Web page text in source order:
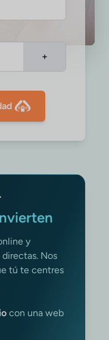
+
y
Nos
tú te centres
con una web